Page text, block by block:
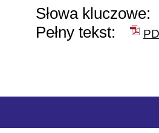
Słowa kluczowe:
Pełny tekst: